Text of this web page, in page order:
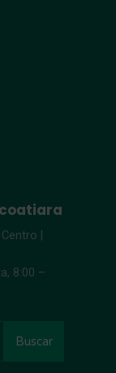
|
8:00 –
Buscar